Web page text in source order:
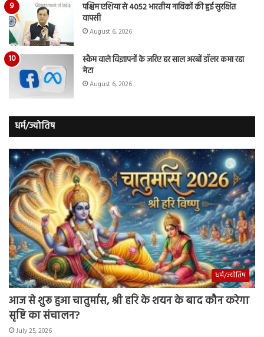
पश्चिम एशिया से 4052 भारतीय नाविकों की हुई सुरक्षित
वापसी
August 6, 2026
स्कैम वाले विज्ञापनों के जरिए हर साल अरबों डॉलर कमा रहा
मेटा
August 6, 2026
धर्म/ज्योतिष
धर्म/ज्योतिष
आज से शुरू हुआ चातुर्मास, श्री हरि के शयन के बाद कौन करेगा
सृष्टि का संचालन?
July 25, 2026